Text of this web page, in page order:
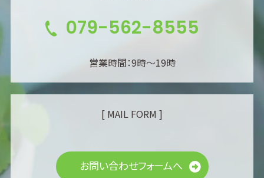
079-562-8555
営業時間：9時～19時
[ MAIL FORM ]
お問い合わせフォームへ